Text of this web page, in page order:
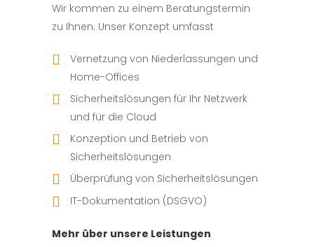
Wir kommen zu einem Beratungstermin
zu Ihnen. Unser Konzept umfasst
Vernetzung von Niederlassungen und
Home-Offices
Sicherheitslösungen für Ihr Netzwerk
und für die Cloud
Konzeption und Betrieb von
Sicherheitslösungen
Überprüfung von Sicherheitslösungen
IT-Dokumentation (DSGVO)
Mehr über unsere Leistungen